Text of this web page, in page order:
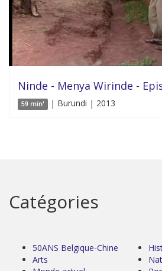
Ninde - Menya Wirinde -
59 min' | Burundi | 2013
Catégories
50ANS Belgique-Chine
Arts